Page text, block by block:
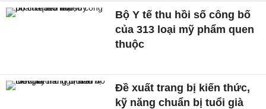
Bộ Y tế thu hồi số công bố
của 313 loại mỹ phẩm quen
thuộc
Đề xuất trang bị kiến thức,
kỹ năng chuẩn bị tuổi già